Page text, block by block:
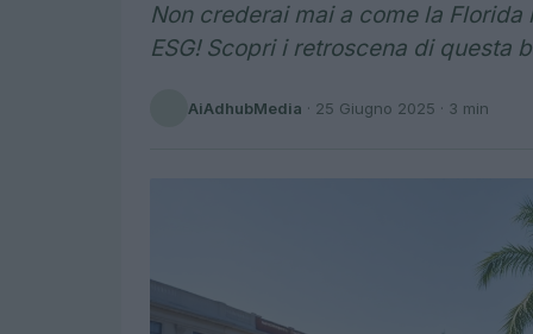
Non crederai mai a come la
ESG! Scopri i retroscena di questa
AiAdhubMedia · 25 Giugno 2025 · 3 min